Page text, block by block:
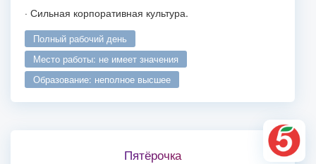
· Сильная корпоративная культура.
полный рабочий день
место работы: не имеет значения
образование: неполное высшее
Пятёрочка